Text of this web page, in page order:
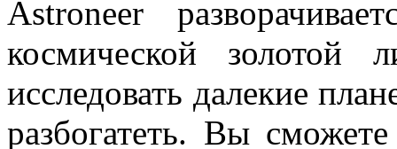
Astroneer
космической золотой
исследовать далекие
разбогатеть. Вы